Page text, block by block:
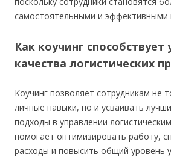
самостоятельными и эффективными
Как коучинг
качества логистических
Коучинг позволяет сотрудникам не
личные навыки, но и усваивать
подходы в управлении
помогает оптимизировать работу,
расходы и повысить общий уровень